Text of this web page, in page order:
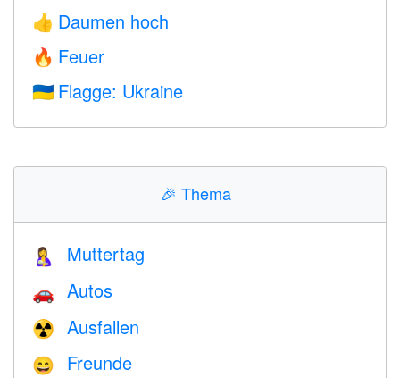
👍 Daumen hoch
🔥 Feuer
🇺🇦 Flagge: Ukraine
🎉 Thema
🤱 Muttertag
🚗 Autos
☢️ Ausfallen
😄 Freunde